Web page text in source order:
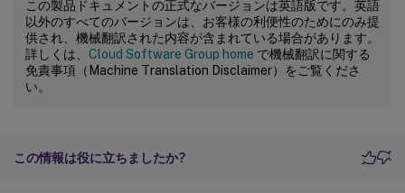
この製品ドキュメントの正式なバージョンは英語版です。英語
以外のすべてのバージョンは、お客様の利便性のためにのみ提
供され、機械翻訳された内容が含まれている場合があります。
詳しくは、 Cloud Software Group home で機械翻訳に関する
免責事項（Machine Translation Disclaimer）をご覧くださ
い。
この情報は役に立ちましたか?